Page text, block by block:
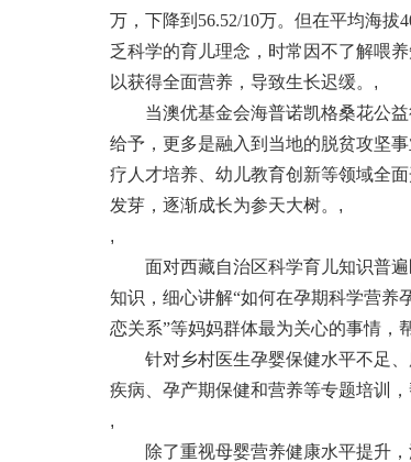
万，下降到56.52/10万。但在平均海
乏科学的育儿理念，时常因不了解喂
以获得全面营养，导致生长迟缓。 ,
当澳优基金会海普诺凯格桑花公益
给予，更多是融入到当地的脱贫攻坚
疗人才培养、幼儿教育创新等领域全
发芽，逐渐成长为参天大树。 ,
,
面对西藏自治区科学育儿知识普遍
知识，细心讲解“如何在孕期科学营养
恋关系”等妈妈群体最为关心的事情，
针对乡村医生孕婴保健水平不足、
疾病、孕产期保健和营养等专题培训
,
除了重视母婴营养健康水平提升，